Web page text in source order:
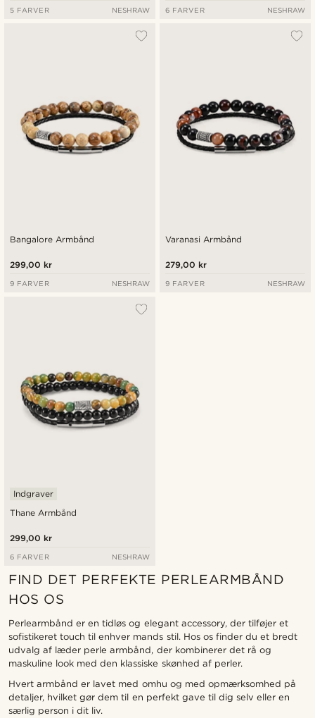
5 FARVER NESHRAW 6 FARVER NESHRAW
Bangalore Armbånd
299,00 kr
9 FARVER NESHRAW
Varanasi Armbånd
279,00 kr
9 FARVER NESHRAW
Thane Armbånd
Indgraver
299,00 kr
6 FARVER NESHRAW
FIND DET PERFEKTE PERLEARMBÅND
HOS OS
Perlearmbånd er en tidløs og elegant accessory, der tilføjer et
sofistikeret touch til enhver mands stil. Hos os finder du et bredt
udvalg af læder perle armbånd, der kombinerer det rå og
maskuline look med den klassiske skønhed af perler.
Hvert armbånd er lavet med omhu og med opmærksomhed på
detaljer, hvilket gør dem til en perfekt gave til dig selv eller en
særlig person i dit liv.